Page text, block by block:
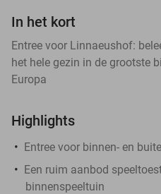
In het kort
Entree voor Linnaeushof:
het hele gezin in de grootste
Europa
Highlights
Entree voor binnen- en
Een ruim aanbod
binnenspeeltuin